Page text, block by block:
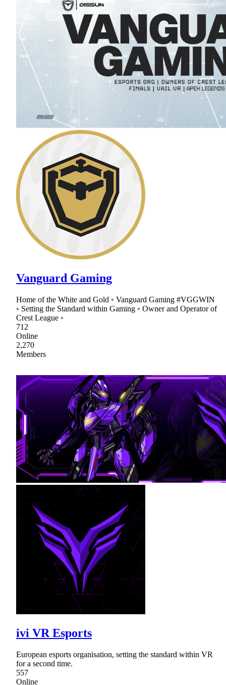
Vanguard Gaming
Home of the White and Gold ◦ Vanguard Gaming #VGGWIN
◦ Setting the Standard within Gaming ◦ Owner and Operator of
Crest League ◦
712
Online
2,270
Members
ivi VR Esports
European esports organisation, setting the standard within VR
for a second time.
557
Online